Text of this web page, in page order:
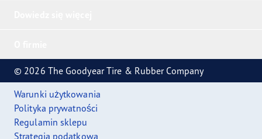
© 2026 The Goodyear Tire & Rubber Company
Warunki użytkowania
Polityka prywatności
Regulamin sklepu
Strategia podatkowa